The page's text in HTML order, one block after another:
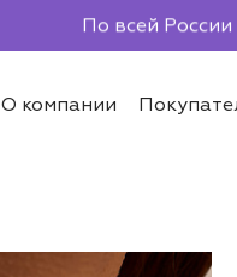
По всей
О компании